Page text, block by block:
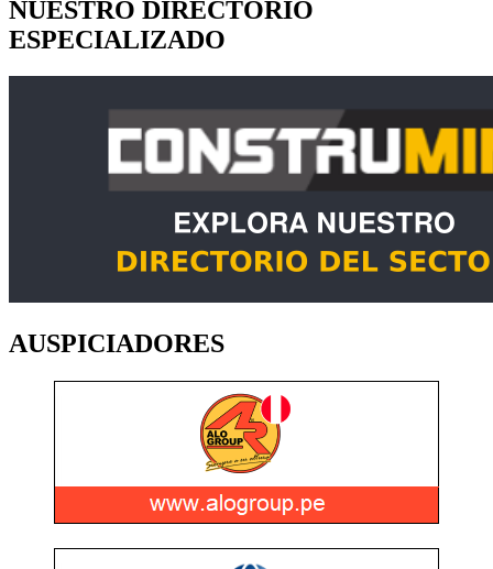
NUESTRO DIRECTORIO
ESPECIALIZADO
AUSPICIADORES